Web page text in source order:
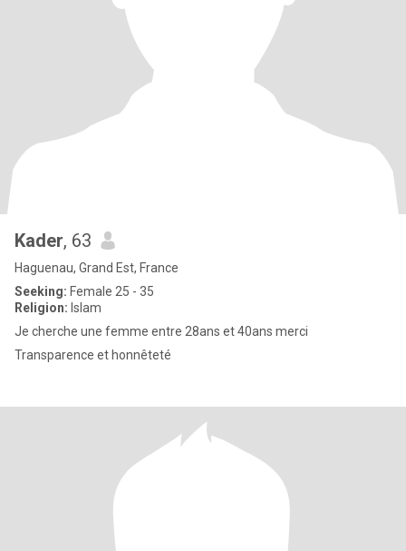
Kader, 63
Haguenau, Grand Est, France
Seeking: Female 25 - 35
Religion: Islam
Je cherche une femme entre 28ans et 40ans merci
Transparence et honnêteté